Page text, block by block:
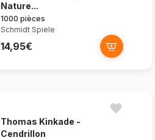
Nature...
1000 pièces
Schmidt Spiele
14,95€
Thomas Kinkade -
Cendrillon